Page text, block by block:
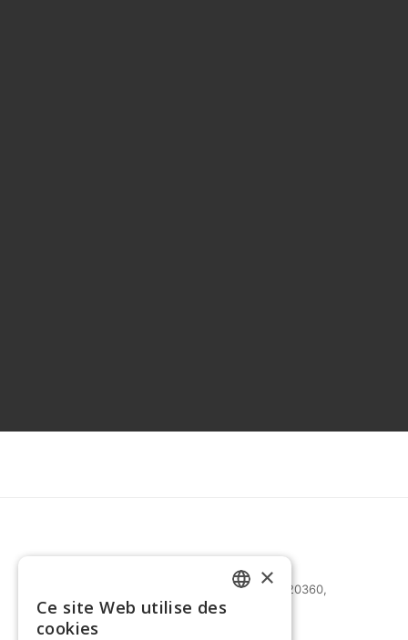
27 bd Mohammed Zerktouni 20360,
Casablanca, Maroc
×
Ce site Web utilise des
cookies